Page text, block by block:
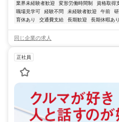
業界未経験者歓迎 変形労働時間制 資格取得
職場見学可
経験不問 未経験者歓迎 午前
育休あり
交通費支給 長期歓迎 長期休暇あり
同じ企業の求人
正社員